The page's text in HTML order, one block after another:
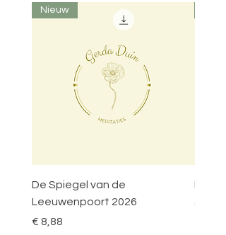
Nieuw
De Spiegel van de
Leeuwenpoort 2026
Prijs
€ 8,88
Poort